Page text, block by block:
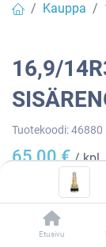
Etusivu
Kauppa
16,9/
Tuotekoodi:46880
65,00€ / kpl
Heti
saatavilla: